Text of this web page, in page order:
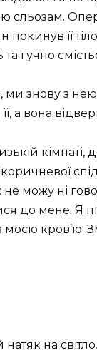
покинув її
гучно
ми знову з
а вона
кімнаті,
можу ні
до мене. Я
моєю кров’ю.
на